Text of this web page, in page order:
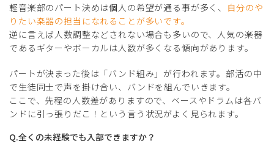
軽音楽部のパート決めは個人の希望が通る事が多く、 自分のや
りたい楽器の担当になれることが多いです。
逆に言えば人数調整などされない場合も多いので、人気の楽器
であるギターやボーカルは人数が多くなる傾向があります。
パートが決まった後は「バンド組み」が行われます。部活の中
で生徒同士で声を掛け合い、バンドを組んでいきます。
ここで、先程の人数差がありますので、ベースやドラムは各バ
ンドに引っ張りだこ！という言う状況がよく見られます。
Q.全くの未経験でも入部できますか？